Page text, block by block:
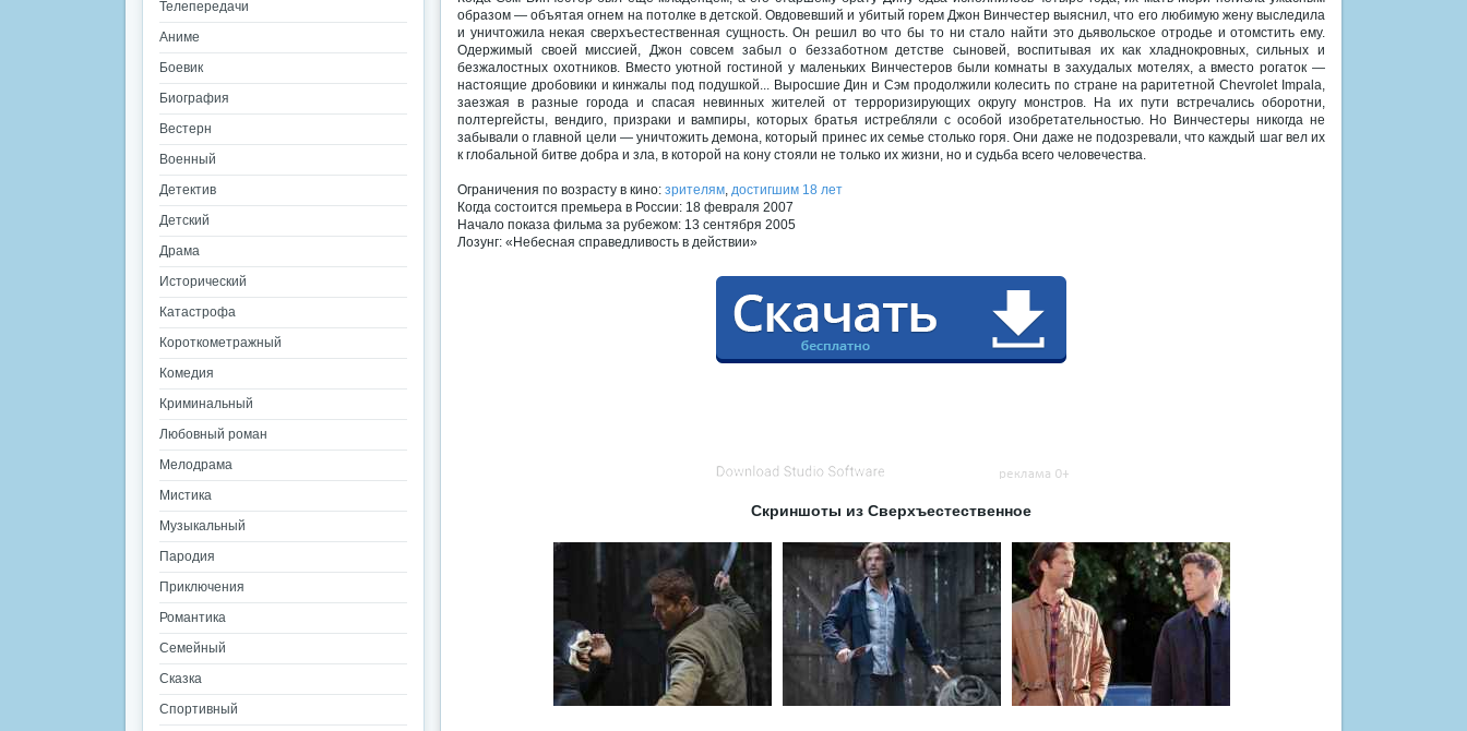
образом — объятая огнем на потолке в детской. Овдовевший и убитый горем Джон Винчестер выяснил, что его любимую жену выследила
и уничтожила некая сверхъестественная сущность. Он решил во что бы то ни стало найти это дьявольское отродье и отомстить ему.
Одержимый своей миссией, Джон совсем забыл о беззаботном детстве сыновей, воспитывая их как хладнокровных, сильных и
безжалостных охотников. Вместо уютной гостиной у маленьких Винчестеров были комнаты в захудалых мотелях, а вместо рогаток —
настоящие дробовики и кинжалы под подушкой... Выросшие Дин и Сэм продолжили колесить по стране на раритетной Chevrolet Impala,
заезжая в разные города и спасая невинных жителей от терроризирующих округу монстров. На их пути встречались оборотни,
полтергейсты, вендиго, призраки и вампиры, которых братья истребляли с особой изобретательностью. Но Винчестеры никогда не
забывали о главной цели — уничтожить демона, который принес их семье столько горя. Они даже не подозревали, что каждый шаг вел их
к глобальной битве добра и зла, в которой на кону стояли не только их жизни, но и судьба всего человечества.
Ограничения по возрасту в кино: зрителям, достигшим 18 лет
Когда состоится премьера в России: 18 февраля 2007
Начало показа фильма за рубежом: 13 сентября 2005
Лозунг: «Небесная справедливость в действии»
Скриншоты из Сверхъестественное
Телепередачи
Аниме
Боевик
Биография
Вестерн
Военный
Детектив
Детский
Драма
Исторический
Катастрофа
Короткометражный
Комедия
Криминальный
Любовный роман
Мелодрама
Мистика
Музыкальный
Пародия
Приключения
Романтика
Семейный
Сказка
Спортивный